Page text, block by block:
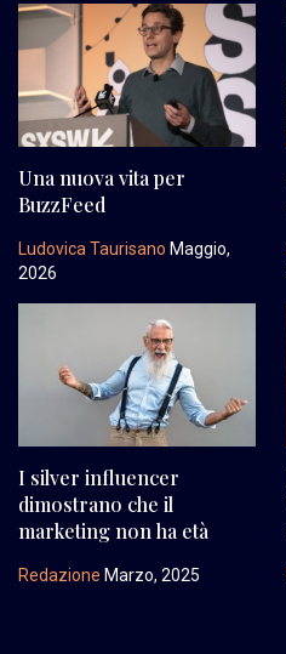
Una nuova vita per
BuzzFeed
Ludovica Taurisano Maggio,
2026
I silver influencer
dimostrano che il
marketing non ha età
Redazione Marzo, 2025